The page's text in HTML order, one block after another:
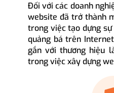
Đối với các doanh
website đã trở thành
trong việc tạo dựng
quảng bá trên
gắn với thương hiệu
trong việc xây dựng